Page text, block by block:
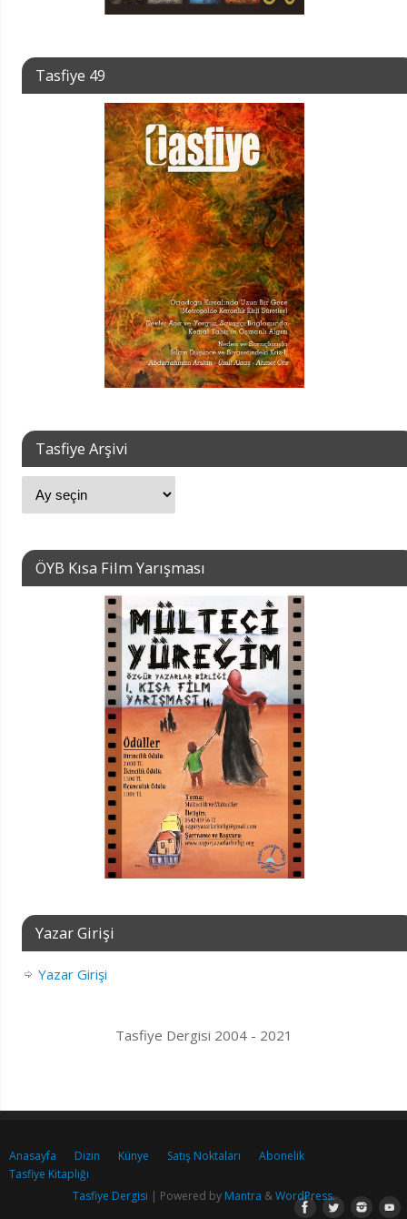
Tasfiye 49
Tasfiye Arşivi
ÖYB Kısa Film Yarışması
Yazar Girişi
Yazar Girişi
Tasfiye Dergisi 2004 - 2021
Anasayfa Dizin Künye Satış Noktaları
Abonelik
Tasfiye Kitaplığı
Tasfiye Dergisi | Powered by Mantra &WordPress.